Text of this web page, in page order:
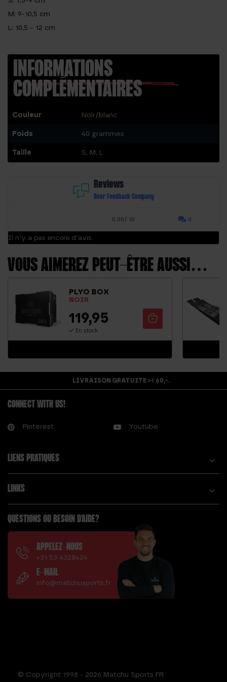
M: 9-10,5 cm
L: 10,5 – 12 cm
INFORMATIONS
COMPLÉMENTAIRES
Couleur Noir/blanc
Poids 40 grammes
Taille S, M, L
Reviews
Door Feedback Company
0.00/ 10 0
Il n’y a pas encore d’avis.
VOUS AIMEREZ PEUT-ÊTRE AUSSI…
PLYO BOX
NOIR
119,95
En stock
LIVRAISON GRATUITE > € 60,-.
CONNECT WITH US!
Pinterest Youtube
LIENS PRATIQUES
LINKS
QUESTIONS OU BESOIN D'AIDE?
APPELEZ-NOUS
+31 53 4328424
E-MAIL
info@matchusports.fr
© Copyright 1998 - 2026 Matchu Sports FR